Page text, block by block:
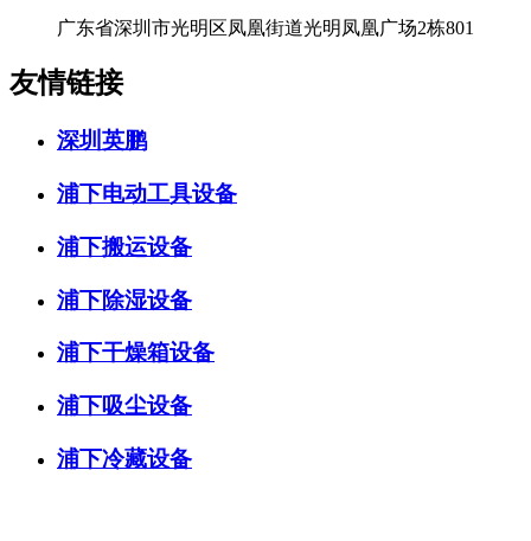
广东省深圳市光明区凤凰街道光明凤凰广场2栋801
友情链接
深圳英鹏
浦下电动工具设备
浦下搬运设备
浦下除湿设备
浦下干燥箱设备
浦下吸尘设备
浦下冷藏设备